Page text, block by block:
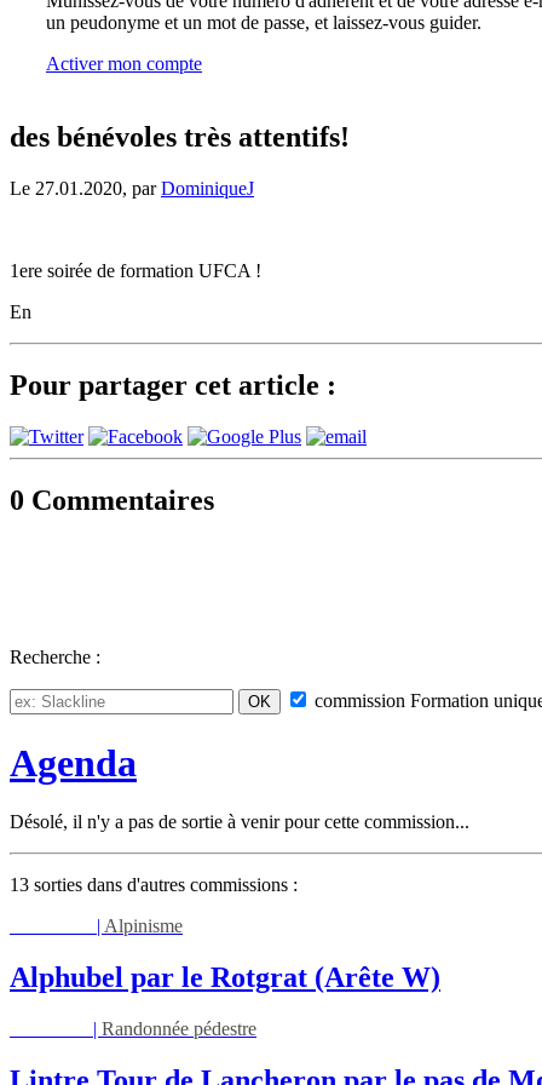
un peudonyme et un mot de passe, et laissez-vous guider.
Activer mon compte
des bénévoles très attentifs!
Le 27.01.2020, parDominiqueJ
1ere soirée de formation UFCA !
En
Pour partager cet article :
0 Commentaires
Recherche :
commission Formation
Agenda
Désolé, il n'y a pas de sortie à venir pour cette commission...
13 sorties dans d'autres commissions :
| Alpinisme
Alphubel par le Rotgrat (Arête W)
| Randonnée pédestre